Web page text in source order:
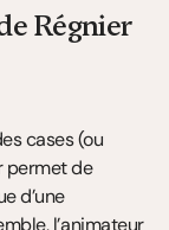
Régnier
cases (ou
permet de
d’une
l’animateur